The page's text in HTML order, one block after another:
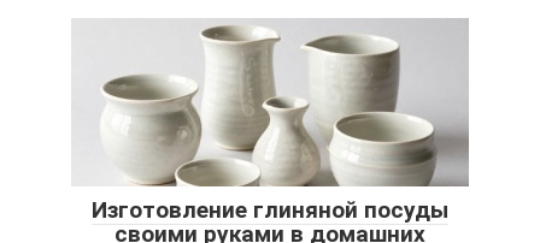
Изготовление глиняной посуды
своими руками в домашних